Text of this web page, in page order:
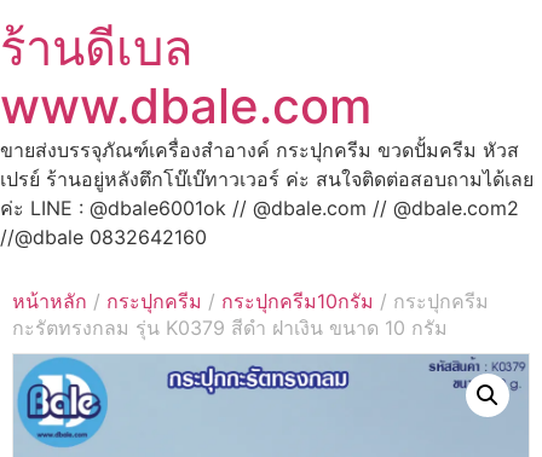
ร้านดีเบล
www.dbale.com
ขายส่งบรรจุภัณฑ์เครื่องสำอางค์ กระปุกครีม ขวดปั้มครีม หัวส
เปรย์ ร้านอยู่หลังตึกโบ๊เบ๊ทาวเวอร์ ค่ะ สนใจติดต่อสอบถามได้เลย
ค่ะ LINE : @dbale6001ok // @dbale.com // @dbale.com2
//@dbale 0832642160
หน้าหลัก / กระปุกครีม / กระปุกครีม10กรัม / กระปุกครีม
กะรัตทรงกลม รุ่น K0379 สีดำ ฝาเงิน ขนาด 10 กรัม